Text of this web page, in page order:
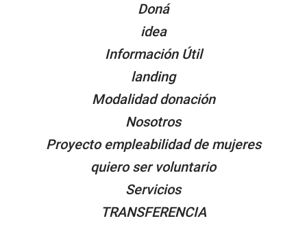
Doná
idea
Información Útil
landing
Modalidad donación
Nosotros
Proyecto empleabilidad de mujeres
quiero ser voluntario
Servicios
TRANSFERENCIA